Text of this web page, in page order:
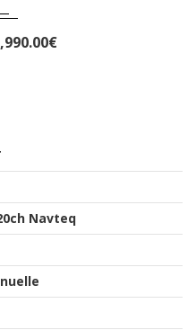
3,490.00€
Navteq